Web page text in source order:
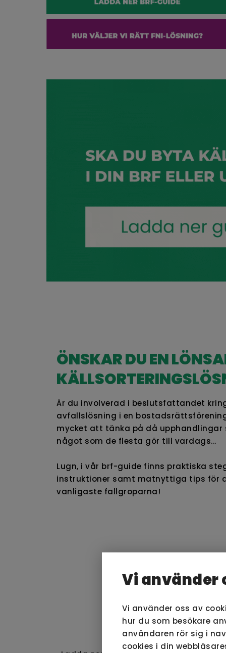
Vi använder
Vi använder oss av
hur du som besökare
användaren rör sig i
cookies i din
ÖNSKAR DU EN
Är du involverad i beslutsfattandet
avfallslösning i en
mycket att tänka på då upphandlingar
något som de flesta gör till vardags...
Lugn, i vår brf-guide finns praktiska
instruktioner samt matnyttiga tips för
vanligaste fallgroparna!